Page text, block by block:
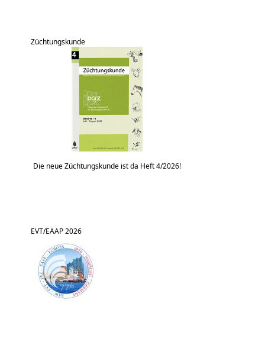
Züchtungskunde
Die neue Züchtungskunde ist da Heft 4/2026!
EVT/EAAP 2026